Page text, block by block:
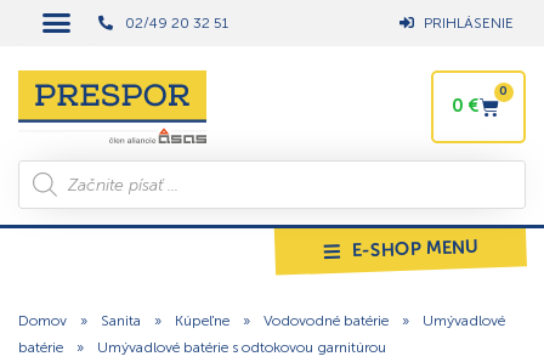
02/49 20 32 51 PRIHLÁSENIE
0 €
0
E-SHOP MENU
Domov » Sanita » Kúpeľne » Vodovodné batérie »
Umývadlové
batérie
» Umývadlové batérie s odtokovou garnitúrou